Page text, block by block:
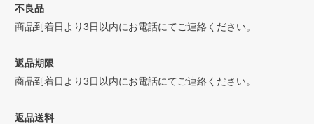
不良品
商品到着日より3日以内にお電話にてご連絡ください。
返品期限
商品到着日より3日以内にお電話にてご連絡ください。
返品送料